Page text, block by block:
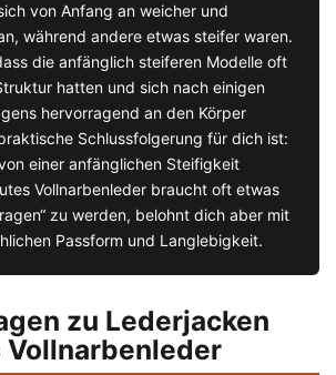
von Anfang an weicher und
während andere etwas steifer waren.
die anfänglich steiferen Modelle oft
hatten und sich nach einigen
hervorragend an den Körper
Schlussfolgerung für dich ist:
einer anfänglichen Steifigkeit
Vollnarbenleder braucht oft etwas
zu werden, belohnt dich aber mit
Passform und Langlebigkeit.
zu Lederjacken
Vollnarbenleder